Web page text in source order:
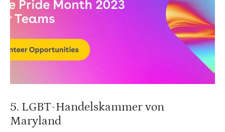
5. LGBT-Handelskammer von
Maryland